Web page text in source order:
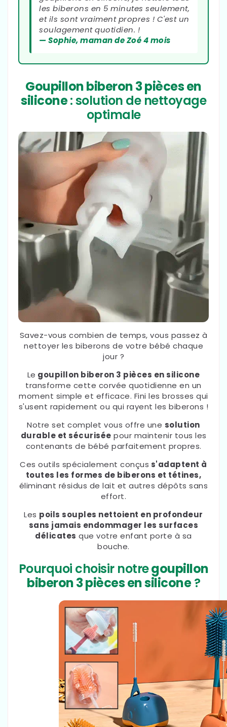
les biberons en 5 minutes seulement,
et ils sont vraiment propres ! C'est un
soulagement quotidien. !
— Sophie, maman de Zoé 4 mois
Goupillon biberon 3 pièces en
silicone: solution de nettoyage
optimale
Savez-vous combien de temps, vous passez à
nettoyer les biberons de votre bébé chaque
jour ?
Le goupillon biberon 3 pièces en silicone
transforme cette corvée quotidienne en un
moment simple et efficace. Fini les brosses qui
s'usent rapidement ou qui rayent les biberons !
Notre set complet vous offre une solution
durable et sécurisée pour maintenir tous les
contenants de bébé parfaitement propres.
Ces outils spécialement conçus s'adaptent à
toutes les formes de biberons et tétines,
éliminant résidus de lait et autres dépôts sans
effort.
Les poils souples nettoient en profondeur
sans jamais endommager les surfaces
délicates que votre enfant porte à sa
bouche.
Pourquoi choisir notregoupillon
biberon 3 pièces en silicone?